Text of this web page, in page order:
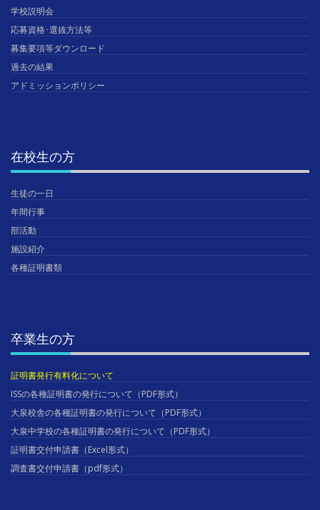
学校説明会
応募資格･選抜方法等
募集要項等ダウンロード
過去の結果
アドミッションポリシー
在校生の方
生徒の一日
年間行事
部活動
施設紹介
各種証明書類
卒業生の方
証明書発行有料化について
ISSの各種証明書の発行について（PDF形式）
大泉校舎の各種証明書の発行について（PDF形式）
大泉中学校の各種証明書の発行について（PDF形式）
証明書交付申請書（Excel形式）
調査書交付申請書（pdf形式）